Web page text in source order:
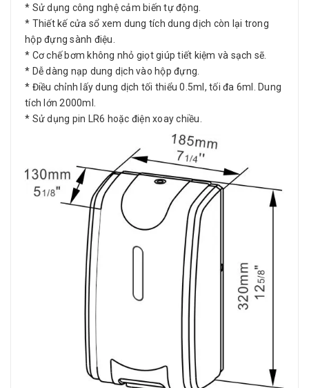
* Sử dụng công nghệ cảm biến tự động.
* Thiết kế cửa sổ xem dung tích dung dịch còn lại trong
hộp đựng sành điệu.
* Cơ chế bơm không nhỏ giọt giúp tiết kiệm và sạch sẽ.
* Dễ dàng nạp dung dịch vào hộp đựng.
* Điều chỉnh lấy dung dịch tối thiểu 0.5ml, tối đa 6ml. Dung
tích lớn 2000ml.
* Sử dụng pin LR6 hoặc điện xoay chiều.